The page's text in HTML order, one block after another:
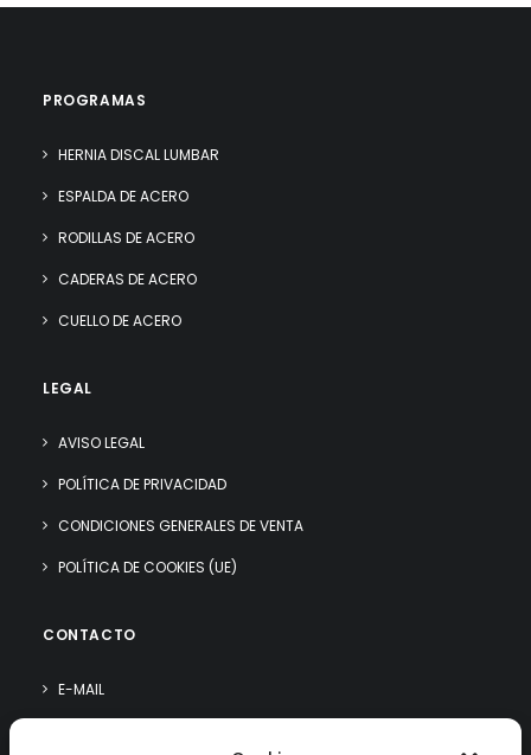
PROGRAMAS
HERNIA DISCAL LUMBAR
ESPALDA DE ACERO
RODILLAS DE ACERO
CADERAS DE ACERO
CUELLO DE ACERO
LEGAL
AVISO LEGAL
POLÍTICA DE PRIVACIDAD
CONDICIONES GENERALES DE VENTA
POLÍTICA DE COOKIES (UE)
CONTACTO
E-MAIL